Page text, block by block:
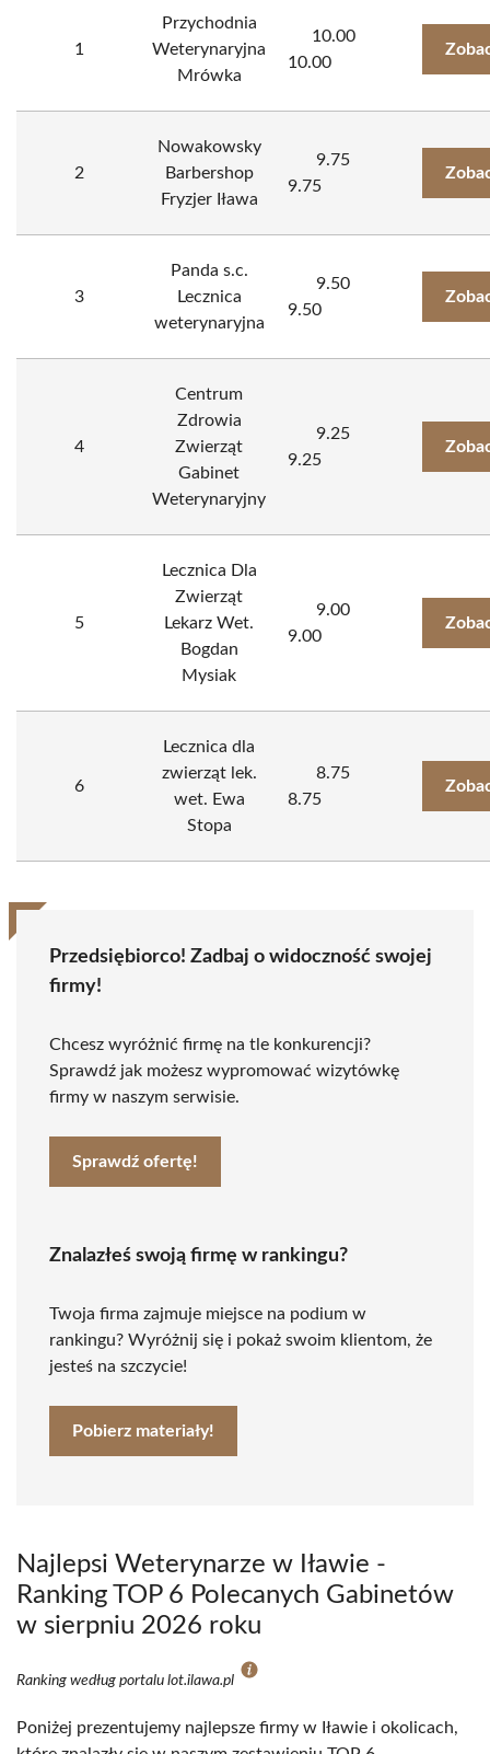
1
Przychodnia
Weterynaryjna
Mrówka
10.00
10.00
2
Nowakowsky
Barbershop
Fryzjer Iława
9.75
9.75
3
Panda s.c.
Lecznica
weterynaryjna
9.50
9.50
4
Centrum
Zdrowia
Zwierząt
Gabinet
Weterynaryjny
9.25
9.25
5
Lecznica Dla
Zwierząt
Lekarz Wet.
Bogdan
Mysiak
9.00
9.00
6
Lecznica dla
zwierząt lek.
wet. Ewa
Stopa
8.75
8.75
Przedsiębiorco! Zadbaj o widoczność swojej
firmy!
Chcesz wyróżnić firmę na tle konkurencji?
Sprawdź jak możesz wypromować wizytówkę
firmy w naszym serwisie.
Sprawdź ofertę!
Znalazłeś swoją firmę w rankingu?
Twoja firma zajmuje miejsce na podium w
rankingu? Wyróżnij się i pokaż swoim klientom, że
jesteś na szczycie!
Pobierz materiały!
Najlepsi Weterynarze w Iławie -
Ranking TOP 6 Polecanych Gabinetów
w sierpniu 2026 roku
Ranking według portalu lot.ilawa.pl
Poniżej prezentujemy najlepsze firmy w Iławie i okolicach,